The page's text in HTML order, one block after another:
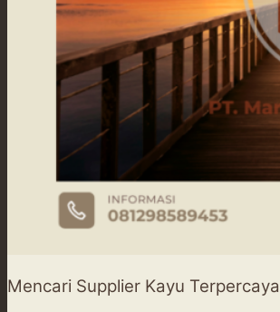
Mencari Supplier Kayu Terpercaya